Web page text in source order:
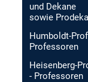
und Dekane
sowie
Humboldt-
Professoren
Heisenberg-
- Professoren